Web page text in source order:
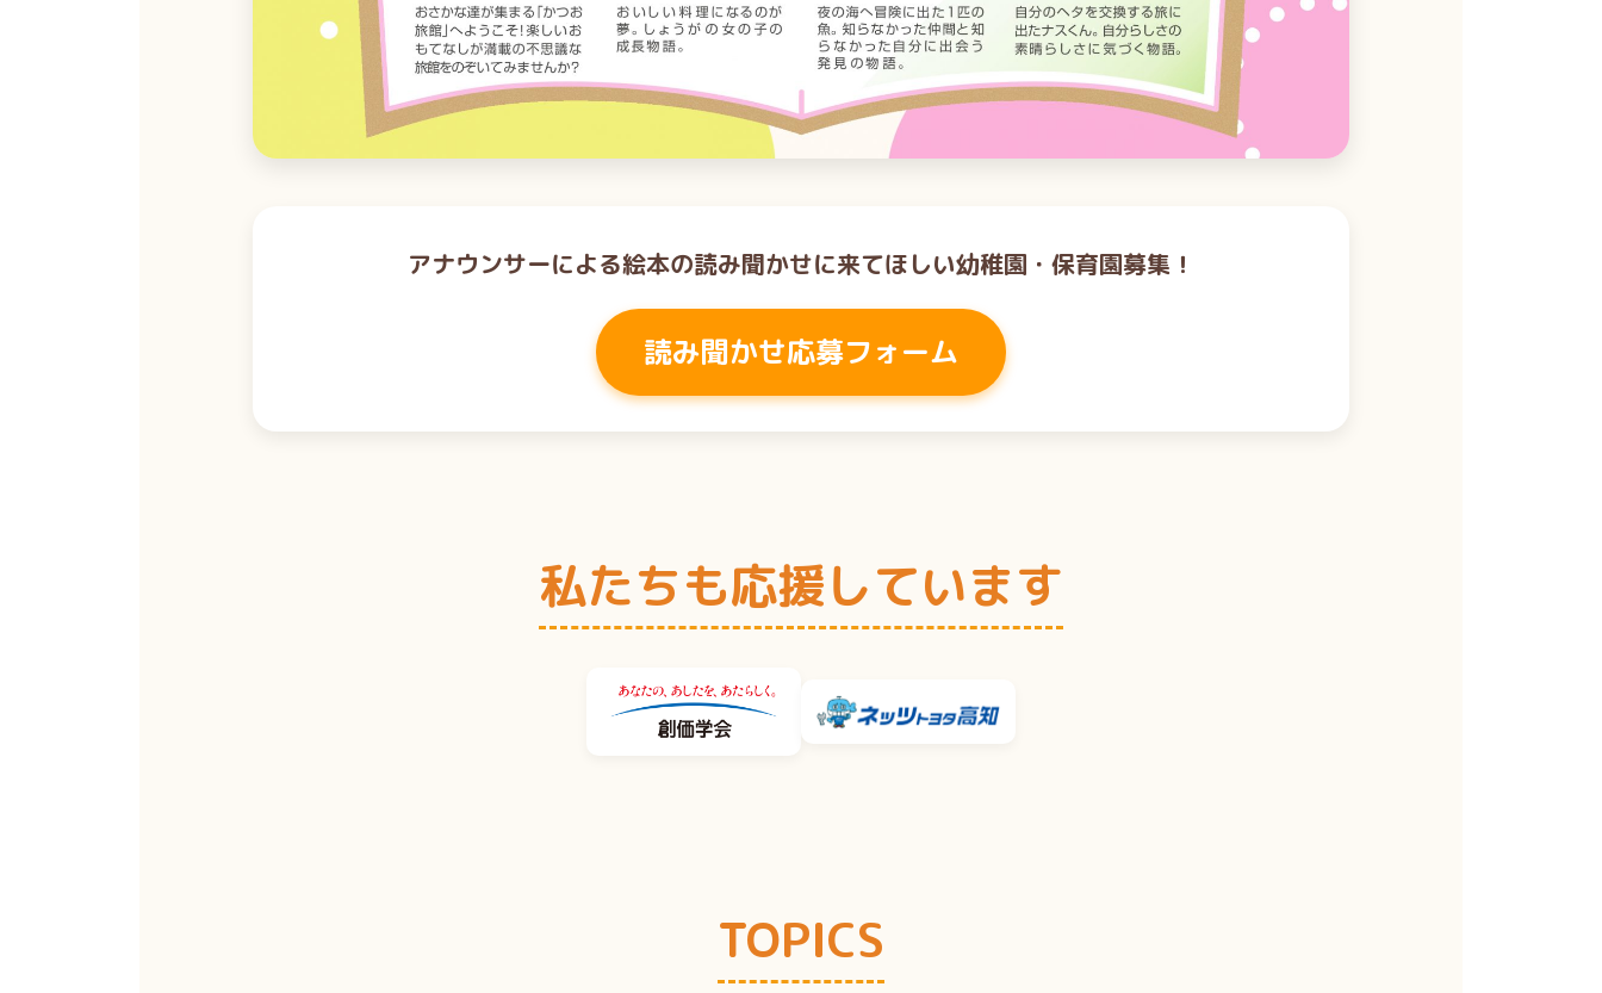
アナウンサーによる絵本の読み聞かせに来てほしい幼稚園・保育園募集！
読み聞かせ応募フォーム
私たちも応援しています
TOPICS